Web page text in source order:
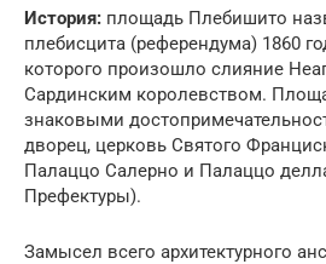
История: площадь Плебишито
плебисцита (референдума) 1860
которого произошло слияние
Сардинским королевством.
знаковыми
дворец, церковь Святого
Палаццо Салерно и Палаццо
Префектуры).
Замысел всего архитектурного